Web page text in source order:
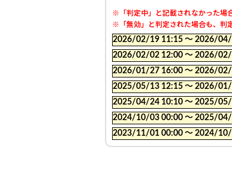
※「判定中」と記載されなかった場
※「無効」と判定された場合も、判
2026/02/19 11:15 〜 2026/04/
2026/02/02 12:00 〜 2026/02/
2026/01/27 16:00 〜 2026/02/
2025/05/13 12:15 〜 2026/01/
2025/04/24 10:10 〜 2025/05/
2024/10/03 00:00 〜 2025/04/
2023/11/01 00:00 〜 2024/10/